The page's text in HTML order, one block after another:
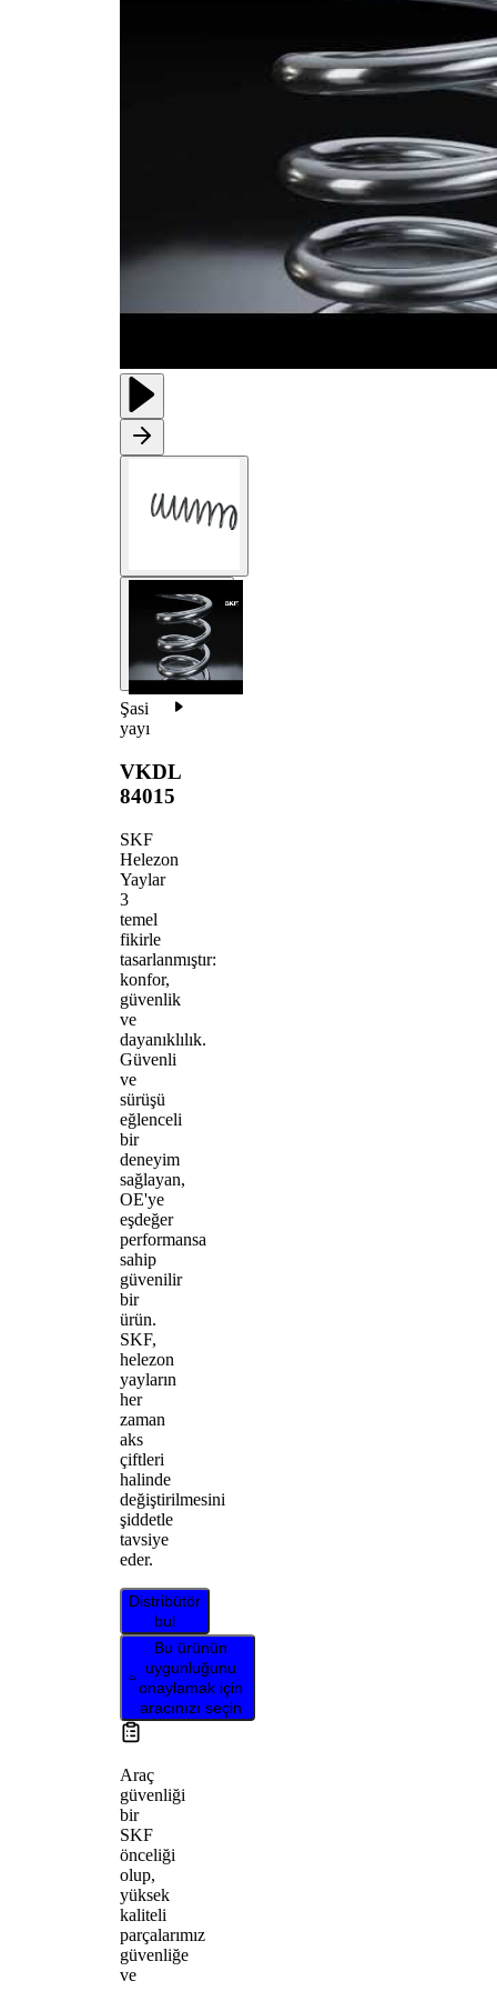
Şasi
yayı
VKDL
84015
SKF
Helezon
Yaylar
3
temel
fikirle
tasarlanmıştır:
konfor,
güvenlik
ve
dayanıklılık.
Güvenli
ve
sürüşü
eğlenceli
bir
deneyim
sağlayan,
OE'ye
eşdeğer
performansa
sahip
güvenilir
bir
ürün.
SKF,
helezon
yayların
her
zaman
aks
çiftleri
halinde
değiştirilmesini
şiddetle
tavsiye
eder.
Distribütör
bul
Bu ürünün
uygunluğunu
onaylamak için
aracınızı seçin
Araç
güvenliği
bir
SKF
önceliği
olup,
yüksek
kaliteli
parçalarımız
güvenliğe
ve